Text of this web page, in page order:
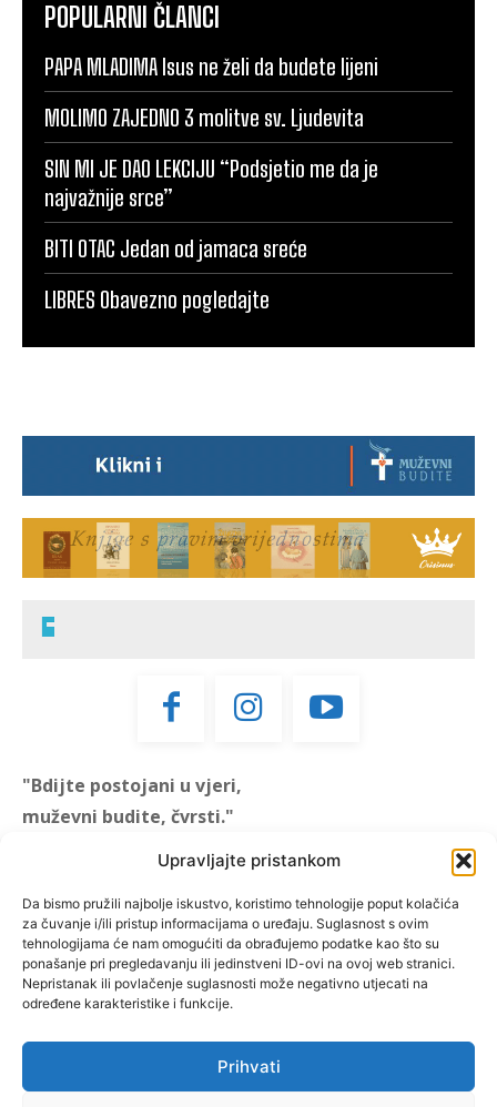
Upravljajte pristankom
Da bismo pružili najbolje iskustvo, koristimo tehnologije poput kolačića
za čuvanje i/ili pristup informacijama o uređaju. Suglasnost s ovim
tehnologijama će nam omogućiti da obrađujemo podatke kao što su
ponašanje pri pregledavanju ili jedinstveni ID-ovi na ovoj web stranici.
Nepristanak ili povlačenje suglasnosti može negativno utjecati na
određene karakteristike i funkcije.
Prihvati
POPULARNI ČLANCI
PAPA MLADIMA Isus ne želi da budete lijeni
MOLIMO ZAJEDNO 3 molitve sv. Ljudevita
SIN MI JE DAO LEKCIJU “Podsjetio me da je
najvažnije srce”
BITI OTAC Jedan od jamaca sreće
LIBRES Obavezno pogledajte
"Bdijte postojani u vjeri,
muževni budite, čvrsti."
"Muževni budite" prvi je
hrvatski portal za katoličke
muškarce koji pokušava
reafirmirati u današnje
vrijeme itekako narušen
biblijski koncept muževnosti,
koji pokušavamo osvijetliti iz
više aspekata, prigodnih